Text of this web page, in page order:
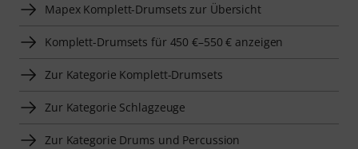
Mapex Komplett-Drumsets zur Übersicht
Komplett-Drumsets für 450 €–550 € anzeigen
Zur Kategorie Komplett-Drumsets
Zur Kategorie Schlagzeuge
Zur Kategorie Drums und Percussion